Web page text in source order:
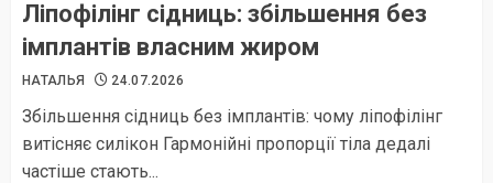
Збагачте свій день iдеальною
чашкою: як вибрати найкращу
каву
Ліпофілінг сідниць: збільшення без
імплантів власним жиром
НАТАЛЬЯ 24.07.2026
Збільшення сідниць без імплантів: чому ліпофілінг
витісняє силікон Гармонійні пропорції тіла дедалі
частіше стають...